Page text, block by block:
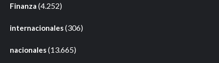
Finanza (4.252)
internacionales(306)
nacionales(13.665)